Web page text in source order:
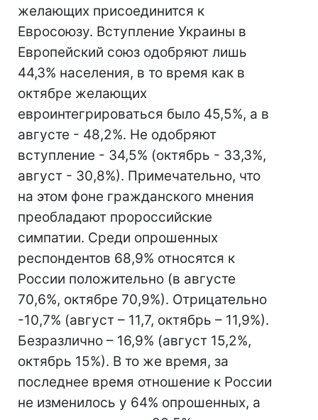
желающих присоединится к
Евросоюзу. Вступление Украины в
Европейский союз одобряют лишь
44,3% населения, в то время как в
октябре желающих
евроинтегрироваться было 45,5%, а в
августе - 48,2%. Не одобряют
вступление - 34,5% (октябрь - 33,3%,
август - 30,8%). Примечательно, что
на этом фоне гражданского мнения
преобладают пророссийские
симпатии. Среди опрошенных
респондентов 68,9% относятся к
России положительно (в августе
70,6%, октябре 70,9%). Отрицательно
-10,7% (август – 11,7, октябрь – 11,9%).
Безразлично – 16,9% (август 15,2%,
октябрь 15%). В то же время, за
последнее время отношение к России
не изменилось у 64% опрошенных, а